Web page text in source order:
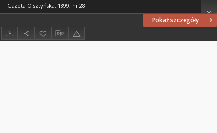
Pokaż szczegóły
Gazeta Olsztyńska, 1899, nr 28